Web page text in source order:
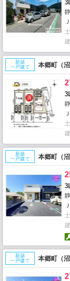
新築
一戸建て
本郷町（
新築
一戸建て
本郷町（
新築
一戸建て
本郷町（